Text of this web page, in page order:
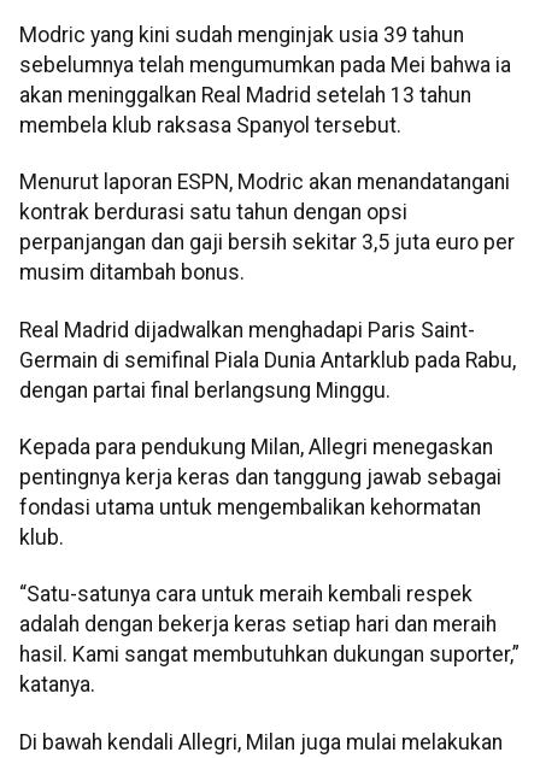
Modric yang kini sudah menginjak usia 39 tahun
sebelumnya telah mengumumkan pada Mei bahwa ia
akan meninggalkan Real Madrid setelah 13 tahun
membela klub raksasa Spanyol tersebut.
Menurut laporan ESPN, Modric akan menandatangani
kontrak berdurasi satu tahun dengan opsi
perpanjangan dan gaji bersih sekitar 3,5 juta euro per
musim ditambah bonus.
Real Madrid dijadwalkan menghadapi Paris Saint-
Germain di semifinal Piala Dunia Antarklub pada Rabu,
dengan partai final berlangsung Minggu.
Kepada para pendukung Milan, Allegri menegaskan
pentingnya kerja keras dan tanggung jawab sebagai
fondasi utama untuk mengembalikan kehormatan
klub.
“Satu-satunya cara untuk meraih kembali respek
adalah dengan bekerja keras setiap hari dan meraih
hasil. Kami sangat membutuhkan dukungan suporter,”
katanya.
Di bawah kendali Allegri, Milan juga mulai melakukan